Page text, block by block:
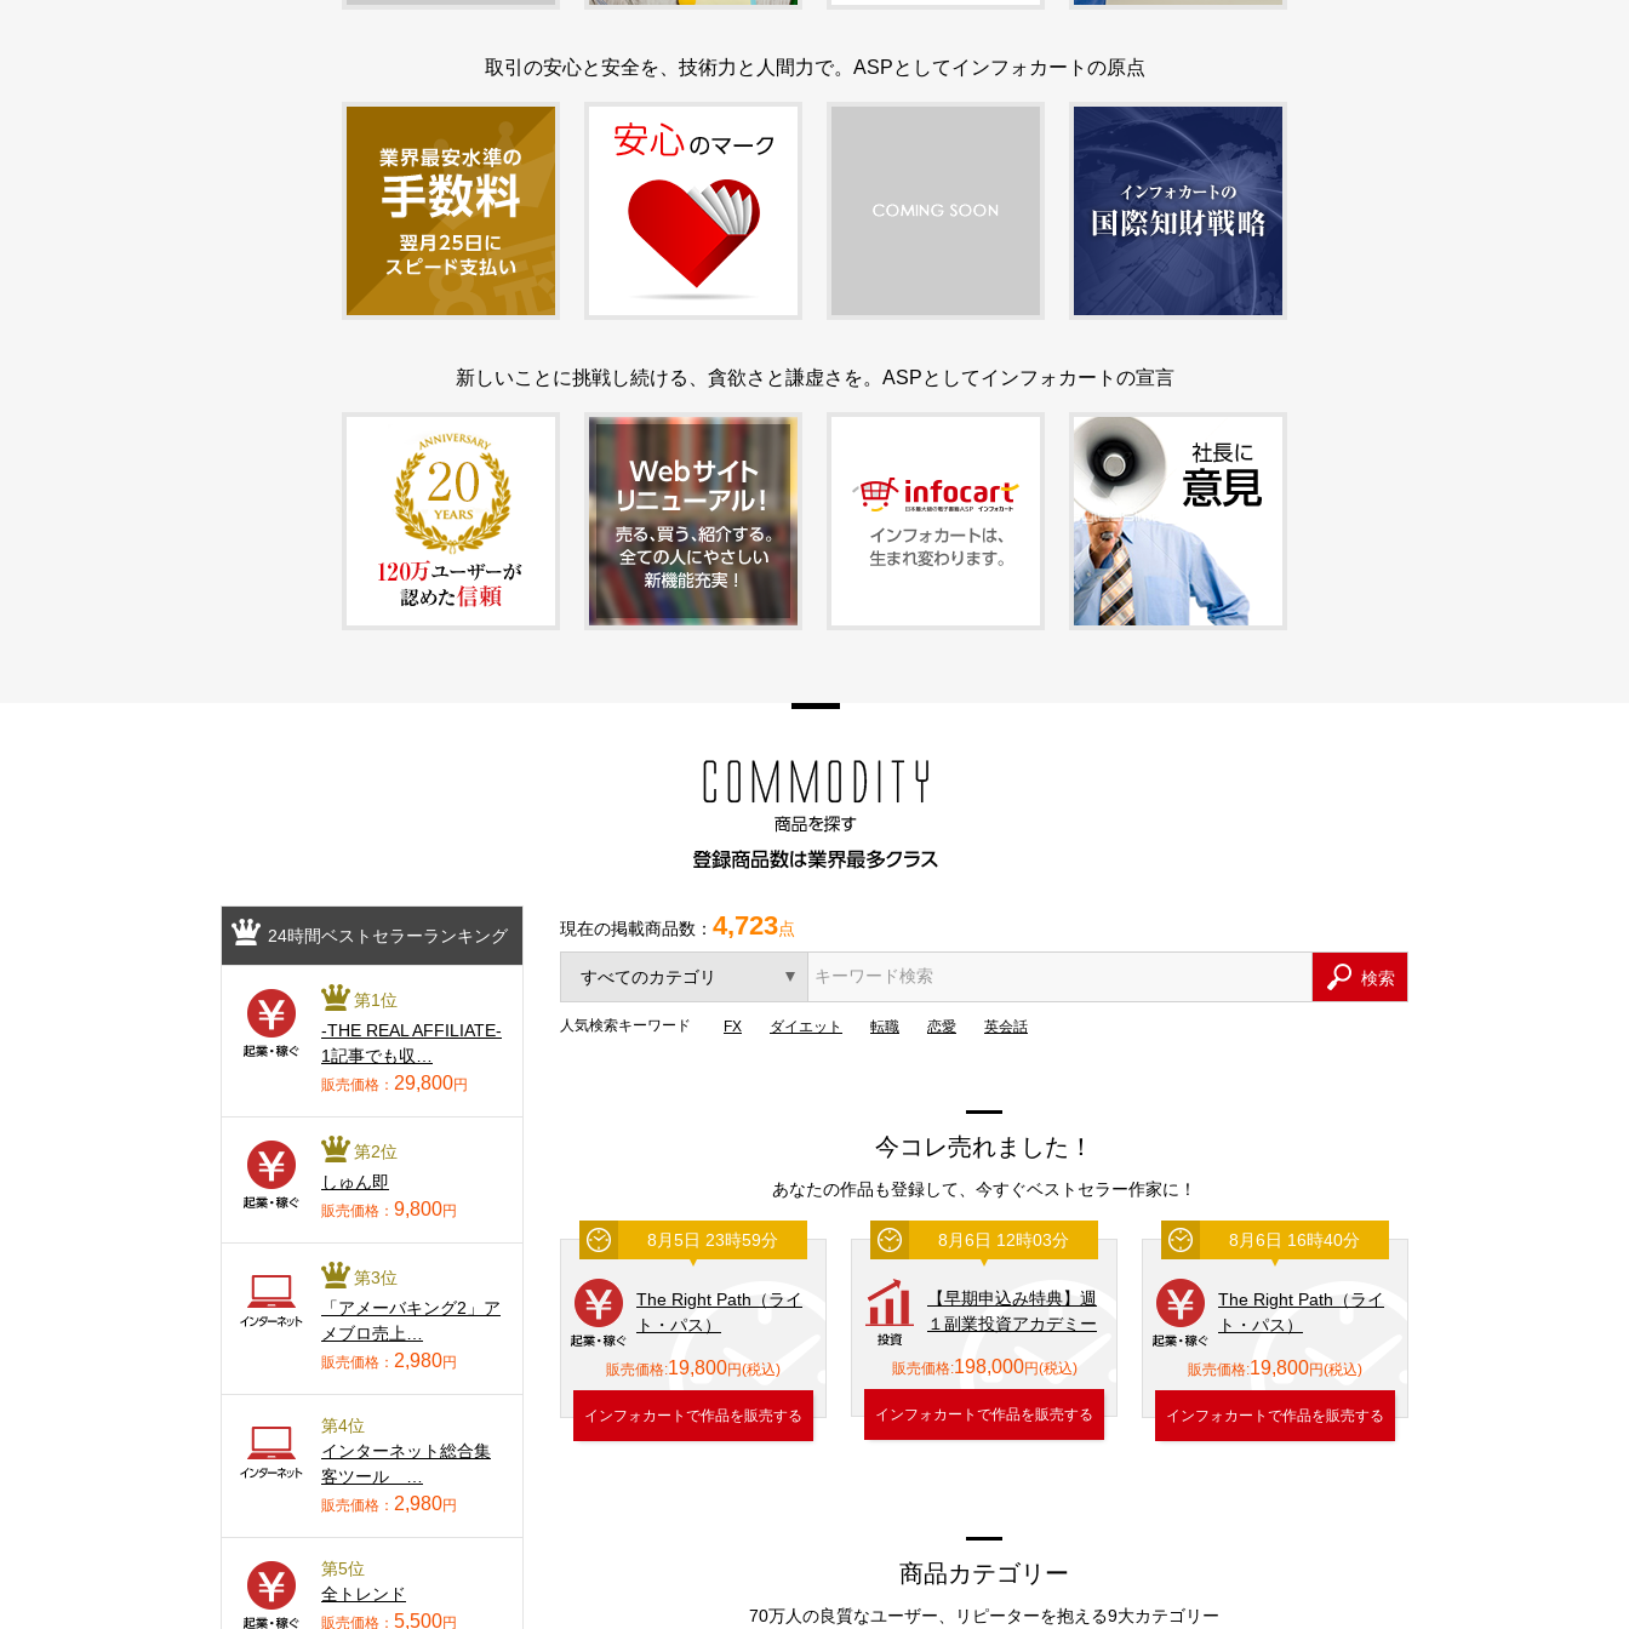
取引の安心と安全を、技術力と人間力で。ASPとしてインフォカートの原点
新しいことに挑戦し続ける、貪欲さと謙虚さを。ASPとしてインフォカートの宣言
現在の掲載商品数： 4,723点
人気検索キーワード FX ダイエット 転職 恋愛 英会話
今コレ売れました！
あなたの作品も登録して、今すぐベストセラー作家に！
8月6日 12時03分
【早期申込み特典】週
１副業投資アカデミー
販売価格:198,000円(税込)
インフォカートで作品を販売する
8月6日 16時40分
The Right Path（ライ
ト・パス）
販売価格:19,800円(税込)
インフォカートで作品を販売する
8月7日 16時46分
アヤコ式 拒食症完治
応援プログラム
販売価格:148,000円(税込)
インフォカートで作品を販売する
商品カテゴリー
70万人の良質なユーザー、リピーターを抱える9大カテゴリー
24時間ベストセラーランキング
第1位
-THE REAL AFFILIATE-
1記事でも収…
販売価格： 29,800円
第2位
しゅん即
販売価格： 9,800円
第3位
「アメーバキング2」ア
メブロ売上…
販売価格： 2,980円
第4位
インターネット総合集
客ツール …
販売価格： 2,980円
第5位
全トレンド
販売価格： 5,500円